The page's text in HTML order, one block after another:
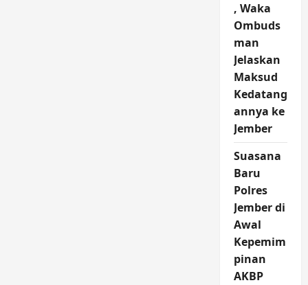
, Waka
Ombuds
man
Jelaskan
Maksud
Kedatang
annya ke
Jember
Suasana
Baru
Polres
Jember di
Awal
Kepemim
pinan
AKBP